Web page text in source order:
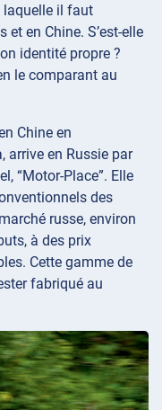
laquelle il faut
en Chine. S’est-elle
identité propre ?
le comparant au
Chine en
arrive en Russie par
“Motor-Place”. Elle
des
russe, environ
à des prix
Cette gamme de
fabriqué au